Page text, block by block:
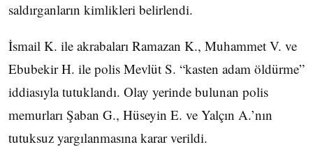
saldırganların kimlikleri belirlendi.
İsmail K. ile akrabaları Ramazan K., Muhammet V. ve
Ebubekir H. ile polis Mevlüt S. “kasten adam öldürme”
iddiasıyla tutuklandı. Olay yerinde bulunan polis
memurları Şaban G., Hüseyin E. ve Yalçın A.’nın
tutuksuz yargılanmasına karar verildi.